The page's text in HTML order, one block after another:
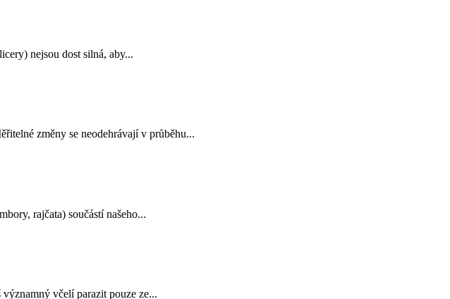
nejsou dost silná, aby...
změny se neodehrávají v průběhu...
rajčata) součástí našeho...
včelí parazit pouze ze...